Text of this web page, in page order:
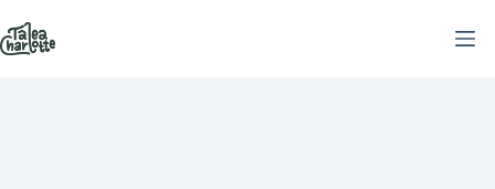
Inhalt
springen